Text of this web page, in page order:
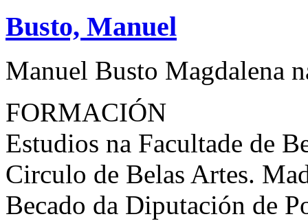
Busto, Manuel
Manuel Busto Magdalena
FORMACIÓN
Estudios na Facultade de
Circulo de Belas Artes.
Becado da Diputación de